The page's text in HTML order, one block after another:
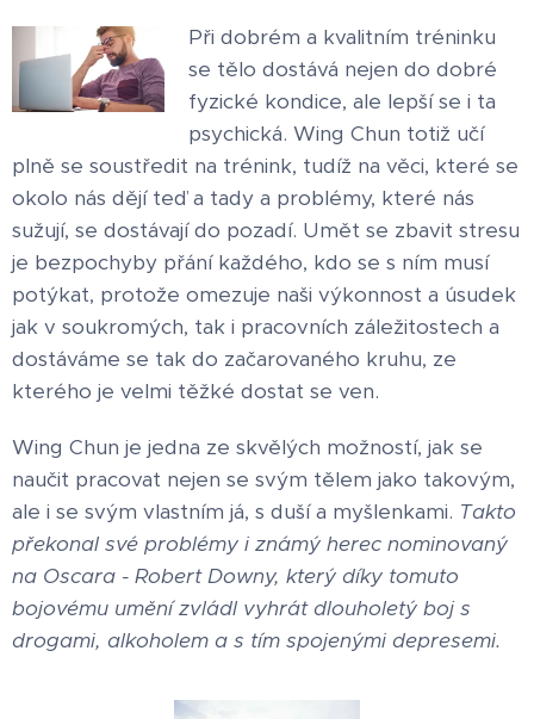
Při dobrém a kvalitním tréninku
se tělo dostává nejen do dobré
fyzické kondice, ale lepší se i ta
psychická. Wing Chun totiž učí
plně se soustředit na trénink, tudíž na věci, které se
okolo nás dějí teď a tady a problémy, které nás
sužují, se dostávají do pozadí. Umět se zbavit stresu
je bezpochyby přání každého, kdo se s ním musí
potýkat, protože omezuje naši výkonnost a úsudek
jak v soukromých, tak i pracovních záležitostech a
dostáváme se tak do začarovaného kruhu, ze
kterého je velmi těžké dostat se ven.
Wing Chun je jedna ze skvělých možností, jak se
naučit pracovat nejen se svým tělem jako takovým,
ale i se svým vlastním já, s duší a myšlenkami. Takto
překonal své problémy i známý herec nominovaný
na Oscara - Robert Downy, který díky tomuto
bojovému umění zvládl vyhrát dlouholetý boj s
drogami, alkoholem a s tím spojenými depresemi.